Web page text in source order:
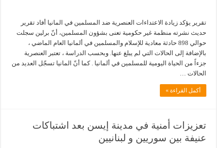
تقرير يؤكد زيادة الاعتداءات العنصرية ضد المسلمين في المانيا أفاد تقرير
حديث نشرته منظمة غير حكومية تعنى بشؤون المسلمين، أنّ برلين سجلت
حوالي 898 حادثة معادية للإسلام والمسلمين في ألمانيا العام الماضي ،
بالإضافة إلى الحالات التي لم يبلغ عنها. وبحسب الدراسة ، تعتبر العنصرية
جزءاً من الحياة اليومية للمسلمين في ألمانيا . كما أنّ المانيا تسجّل العديد من
الحالات …
أكمل القراءة »
تعزيزات أمنية في مدينة إيسن بعد اشتباكات
عنيفة بين سوريين و لبنانيين